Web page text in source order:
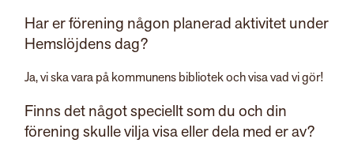
Har er förening någon planerad aktivitet under
Hemslöjdens dag?
Ja, vi ska vara på kommunens bibliotek och visa vad vi gör!
Finns det något speciellt som du och din
förening skulle vilja visa eller dela med er av?